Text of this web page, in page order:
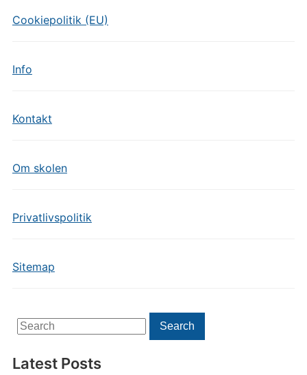
Cookiepolitik (EU)
Info
Kontakt
Om skolen
Privatlivspolitik
Sitemap
Search
for:
Search
Latest Posts